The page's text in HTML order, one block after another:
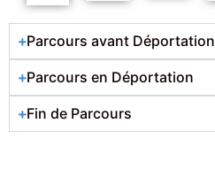
Parcours avant Déportation
Parcours en Déportation
Fin de Parcours